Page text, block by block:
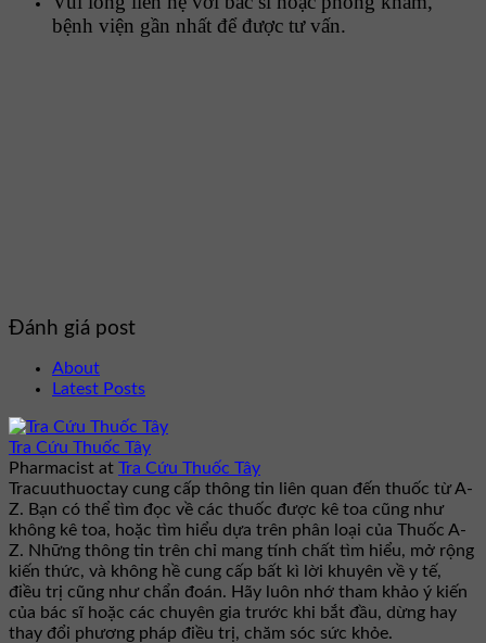
bệnh viện gần nhất để được tư vấn.
Đánh giá post
About
Latest Posts
Tra Cứu Thuốc Tây
Pharmacist at Tra Cứu Thuốc Tây
Tracuuthuoctay cung cấp thông tin liên quan đến thuốc từ A-
Z. Bạn có thể tìm đọc về các thuốc được kê toa cũng như
không kê toa, hoặc tìm hiểu dựa trên phân loại của Thuốc A-
Z. Những thông tin trên chỉ mang tính chất tìm hiểu, mở rộng
kiến thức, và không hề cung cấp bất kì lời khuyên về y tế,
điều trị cũng như chẩn đoán. Hãy luôn nhớ tham khảo ý kiến
của bác sĩ hoặc các chuyên gia trước khi bắt đầu, dừng hay
thay đổi phương pháp điều trị, chăm sóc sức khỏe.